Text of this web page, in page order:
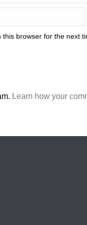
browser for the next
Learn how your